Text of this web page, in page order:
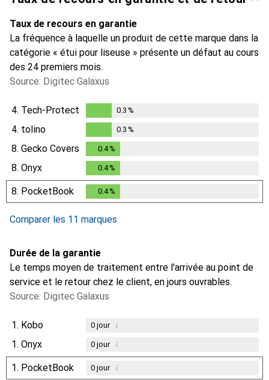
Taux de recours en garantie
La fréquence à laquelle un produit de cette marque dans la
catégorie « étui pour liseuse » présente un défaut au cours
des 24 premiers mois.
Source: Digitec Galaxus
4. Tech-Protect
0.3%
0.3 %
4. tolino
0.3%
0.3 %
8. Gecko Covers 0.4%
8. Onyx 0.4%
8. PocketBook 0.4%
Comparer les 11 marques
Durée de la garantie
Le temps moyen de traitement entre l'arrivée au point de
service et le retour chez le client, en jours ouvrables.
Source: Digitec Galaxus
1. Kobo 0jour i
1. Onyx 0jour i
1. PocketBook 0jour i